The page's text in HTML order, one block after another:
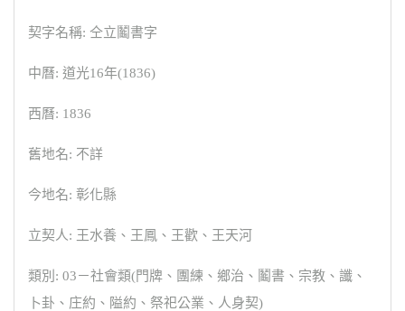
契字名稱: 仝立鬮書字
中曆: 道光16年(1836)
西曆: 1836
舊地名: 不詳
今地名: 彰化縣
立契人: 王水養、王鳳、王歡、王天河
類別: 03－社會類(門牌、團練、鄉治、鬮書、宗教、讖、
卜卦、庄約、隘約、祭祀公業、人身契)